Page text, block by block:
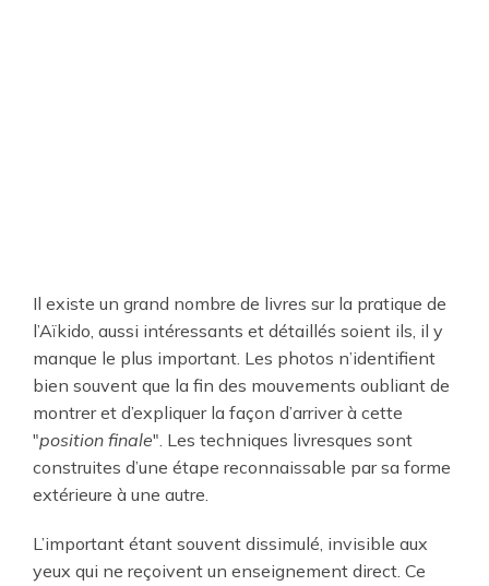
Il existe un grand nombre de livres sur la pratique de
l’Aïkido, aussi intéressants et détaillés soient ils, il y
manque le plus important. Les photos n’identifient
bien souvent que la fin des mouvements oubliant de
montrer et d’expliquer la façon d’arriver à cette
"position finale". Les techniques livresques sont
construites d’une étape reconnaissable par sa forme
extérieure à une autre.
L’important étant souvent dissimulé, invisible aux
yeux qui ne reçoivent un enseignement direct. Ce